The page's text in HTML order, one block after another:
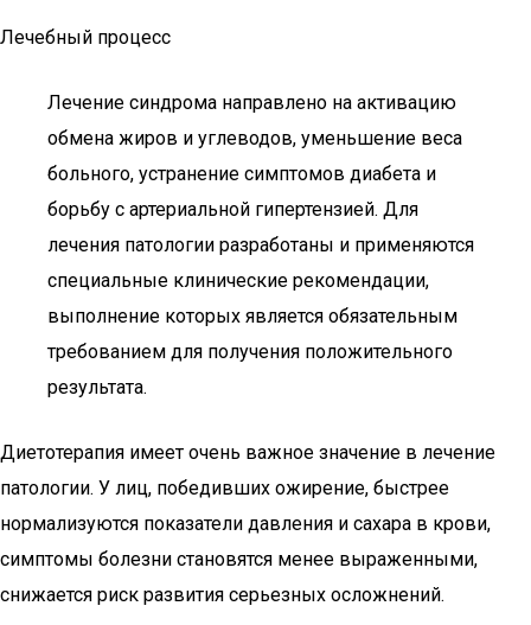
Лечебный процесс
Лечение синдрома направлено на активацию
обмена жиров и углеводов, уменьшение веса
больного, устранение симптомов диабета и
борьбу с артериальной гипертензией. Для
лечения патологии разработаны и применяются
специальные клинические рекомендации,
выполнение которых является обязательным
требованием для получения положительного
результата.
Диетотерапия имеет очень важное значение в лечение
патологии. У лиц, победивших ожирение, быстрее
нормализуются показатели давления и сахара в крови,
симптомы болезни становятся менее выраженными,
снижается риск развития серьезных осложнений.